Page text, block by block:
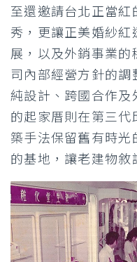
至還邀請台北正當紅
秀，更讓正美婚紗紅
展，以及外銷事業的
司內部經營方針的調
純設計、跨國合作及
的起家厝則在第三代
築手法保留舊有時光
的基地，讓老建物敘